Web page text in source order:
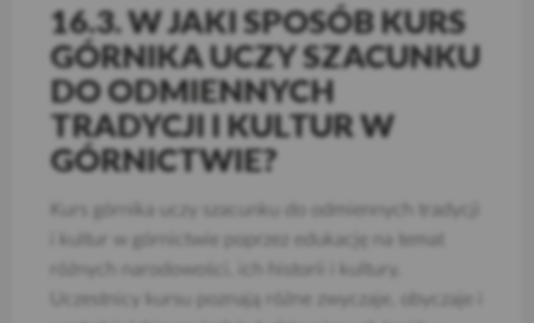
16.3. W JAKI SPOSÓB KURS
GÓRNIKA UCZY SZACUNKU
DO ODMIENNYCH
TRADYCJI I KULTUR W
GÓRNICTWIE?
Kurs górnika uczy szacunku do odmiennych tradycji
i kultur w górnictwie poprzez edukację na temat
różnych narodowości, ich historii i kultury.
Uczestnicy kursu poznają różne zwyczaje, obyczaje i